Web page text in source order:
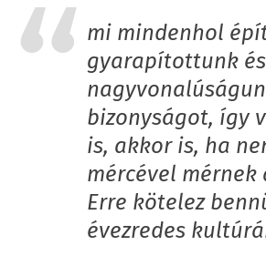
mi mindenhol
gyarapítottunk
bizonyságot, így
is, akkor is, ha
mércével mérnek
Erre kötelez
évezredes